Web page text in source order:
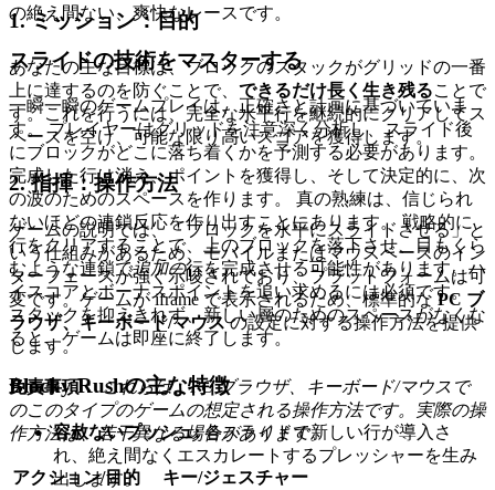
の絶え間ない、爽快なレースです。
スライドの技術をマスターする
一瞬一瞬のゲームプレイは、正確さと計画に基づいていま
す。 プレイヤーはグリッドを注意深く分析し、スライド後
にブロックがどこに落ち着くかを予測する必要があります。
完成した行は消え、ポイントを獲得し、そして決定的に、次
の波のためのスペースを作ります。 真の熟練は、信じられ
ないほどの連鎖反応を作り出すことにあります。 戦略的に
行をクリアすることで、上のブロックを落下させ、目もくら
むような連鎖で追加の行を完成させる可能性があります。ハ
イスコアとボーナスポイントを追い求めるには必須です。
スタックを抑えきれず、新しい層のためのスペースがなくな
ると、ゲームは即座に終了します。
Blocky Rushの主な特徴
容赦ないプッシュ:各スライドで新しい行が導入さ
れ、絶え間なくエスカレートするプレッシャーを生み
出します。
1. ミッション：目的
あなたの主な目標は、ブロックのスタックがグリッドの一番
上に達するのを防ぐことで、 できるだけ長く生き残ることで
す。これを行うには、完全な水平行を継続的にクリアしてス
ペースを空け、可能な限り高いスコアを獲得します。
2. 指揮：操作方法
ゲームの説明では、「ブロックを水平にスライドさせる」と
いう仕組みがあるため、モバイルまたはマウスベースのイン
ターフェースが強く示唆されており、プラットフォームは可
変です。ゲームが iframe で表示されるため、標準的な PC ブ
ラウザ、キーボード/マウスの設定に対する操作方法を提供
します。
免責事項： これらは、PC ブラウザ、キーボード/マウスで
のこのタイプのゲームの想定される操作方法です。実際の操
作方法は、若干異なる場合があります。
アクション/目的
キー/ジェスチャー